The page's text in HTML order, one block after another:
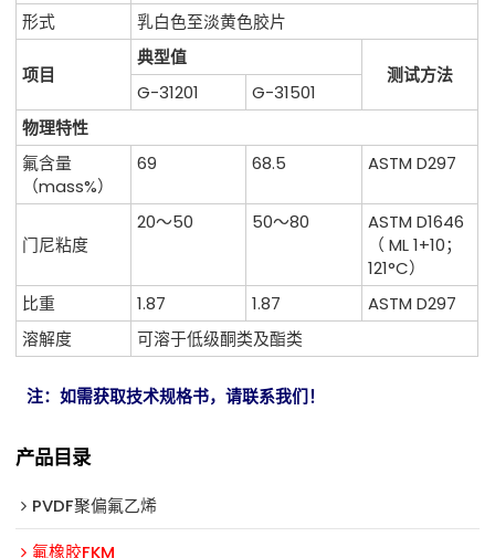
形式
乳白色至淡黄色胶片
项目
典型值
测试方法
G-31201
G-31501
物理特性
氟含量
（mass%）
69 68.5 ASTM D297
门尼粘度
20～50 50～80
ASTM D1646
（ ML 1+10；
121°C）
比重
1.87 1.87
ASTM D297
溶解度
可溶于低级酮类及酯类
注：如需获取技术规格书，请联系我们！
产品目录
PVDF聚偏氟乙烯
氟橡胶FKM